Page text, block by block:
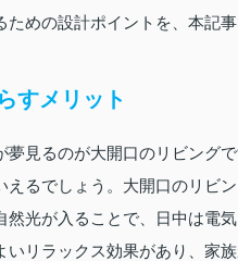
めの設計ポイントを、本記事
すメリット
見るのが大開口のリビング
るでしょう。大開口のリビ
光が入ることで、日中は電
リラックス効果があり、家